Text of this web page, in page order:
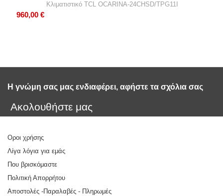
Κλιματιστικό TCL OCARINA-24CHSD/TPG11I
960,00 €
Η γνώμη σας μας ενδιαφέρει, αφήστε τα σχόλια σας
Ακολουθήστε μας
Οροι χρήσης
Λίγα λόγια για εμάς
Που βρισκόμαστε
Πολιτική Απορρήτου
Αποστολές -Παραλαβές - Πληρωμές